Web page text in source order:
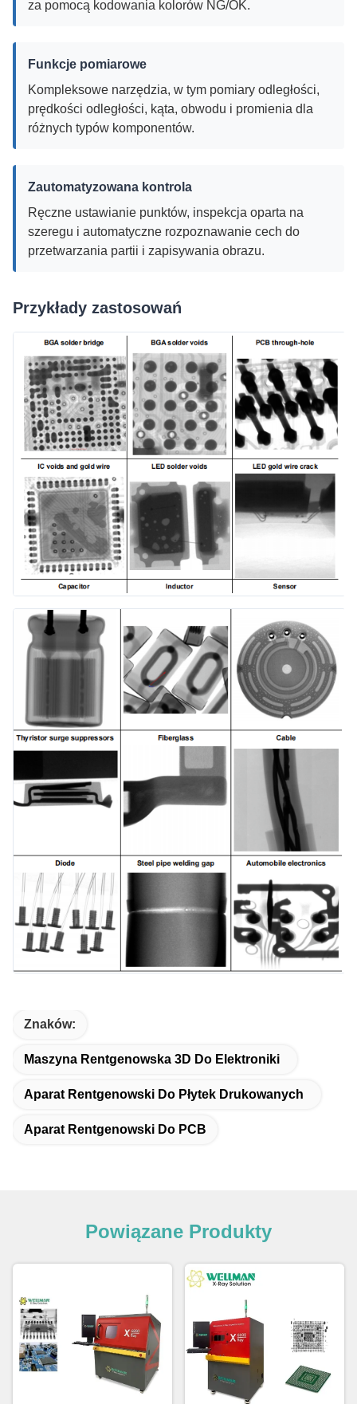
za pomocą kodowania kolorów NG/OK.
Funkcje pomiarowe
Kompleksowe narzędzia, w tym pomiary odległości,
prędkości odległości, kąta, obwodu i promienia dla
różnych typów komponentów.
Zautomatyzowana kontrola
Ręczne ustawianie punktów, inspekcja oparta na
szeregu i automatyczne rozpoznawanie cech do
przetwarzania partii i zapisywania obrazu.
Przykłady zastosowań
Znaków:
Maszyna Rentgenowska 3D Do Elektroniki
Aparat Rentgenowski Do Płytek Drukowanych
Aparat Rentgenowski Do PCB
Powiązane Produkty